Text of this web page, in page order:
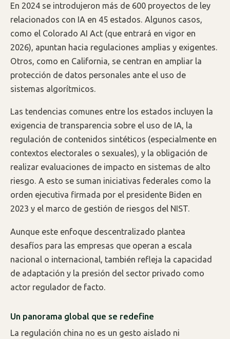
En 2024 se introdujeron más de 600 proyectos de ley
relacionados con IA en 45 estados. Algunos casos,
como el Colorado AI Act (que entrará en vigor en
2026), apuntan hacia regulaciones amplias y exigentes.
Otros, como en California, se centran en ampliar la
protección de datos personales ante el uso de
sistemas algorítmicos.
Las tendencias comunes entre los estados incluyen la
exigencia de transparencia sobre el uso de IA, la
regulación de contenidos sintéticos (especialmente en
contextos electorales o sexuales), y la obligación de
realizar evaluaciones de impacto en sistemas de alto
riesgo. A esto se suman iniciativas federales como la
orden ejecutiva firmada por el presidente Biden en
2023 y el marco de gestión de riesgos del NIST.
Aunque este enfoque descentralizado plantea
desafíos para las empresas que operan a escala
nacional o internacional, también refleja la capacidad
de adaptación y la presión del sector privado como
actor regulador de facto.
Un panorama global que se redefine
La regulación china no es un gesto aislado ni